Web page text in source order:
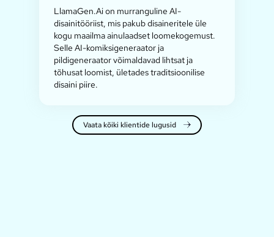
LlamaGen.Ai on murranguline AI-
disainitööriist, mis pakub disaineritele üle
kogu maailma ainulaadset loomekogemust.
Selle AI-komiksigeneraator ja
pildigeneraator võimaldavad lihtsat ja
tõhusat loomist, ületades traditsioonilise
disaini piire.
Vaata kõiki klientide lugusid